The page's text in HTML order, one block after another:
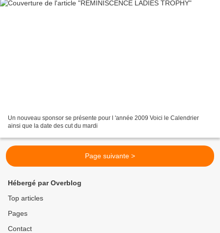
Un nouveau sponsor se présente pour l 'année 2009 Voici le Calendrier
ainsi que la date des cut du mardi
Page suivante >
Hébergé par Overblog
Top articles
Pages
Contact